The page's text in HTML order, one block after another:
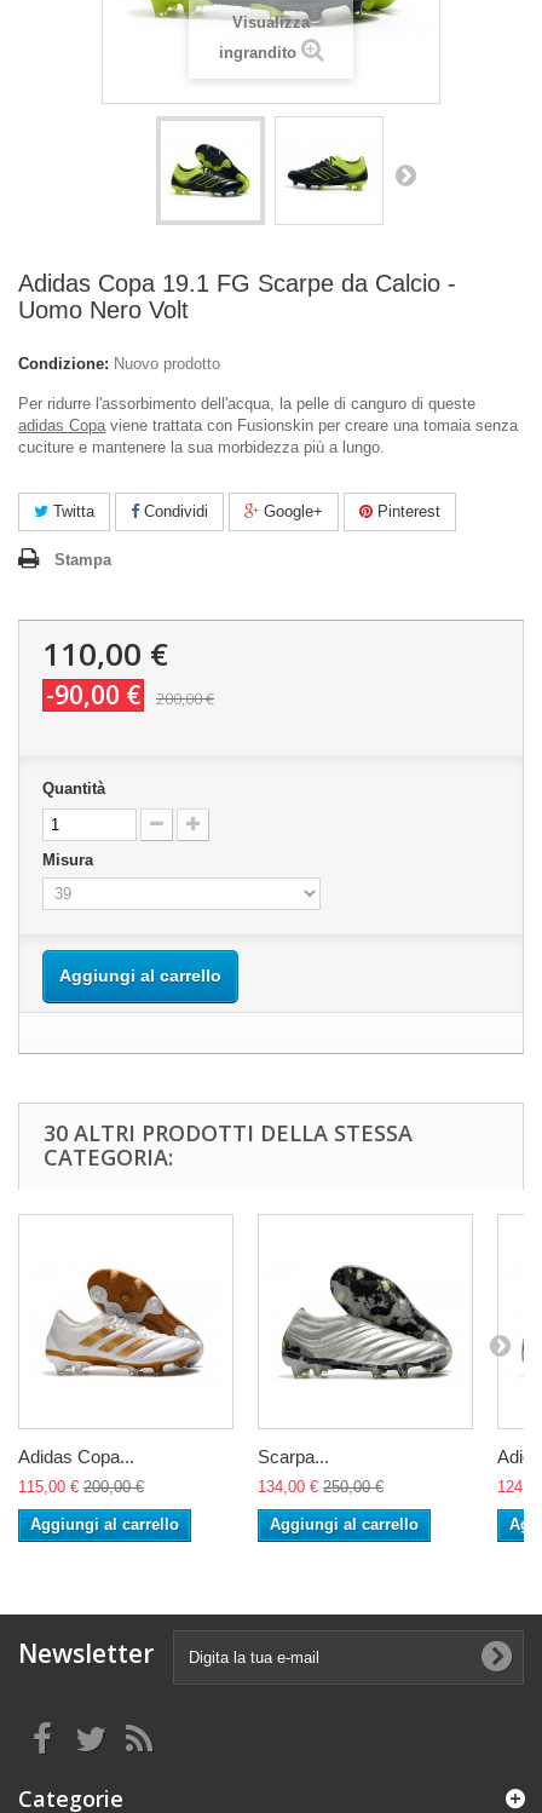
Visualizza
ingrandito
Adidas Copa 19.1 FG Scarpe da Calcio -
Uomo Nero Volt
Condizione: Nuovo prodotto
Per ridurre l'assorbimento dell'acqua, la pelle di canguro di queste
adidas Copaviene trattata con Fusionskin per creare una tomaia senza
cuciture e mantenere la sua morbidezza più a lungo.
Twitta Condividi Google+ Pinterest
Stampa
110,00 €
-90,00 € 200,00 €
Quantità
Misura
Aggiungi al carrello
30 ALTRI PRODOTTI DELLA STESSA
CATEGORIA:
Adidas Copa...
115,00 € 200,00 €
Aggiungi al carrello
Scarpa...
134,00 € 250,00 €
Aggiungi al carrello
Newsletter
Categorie